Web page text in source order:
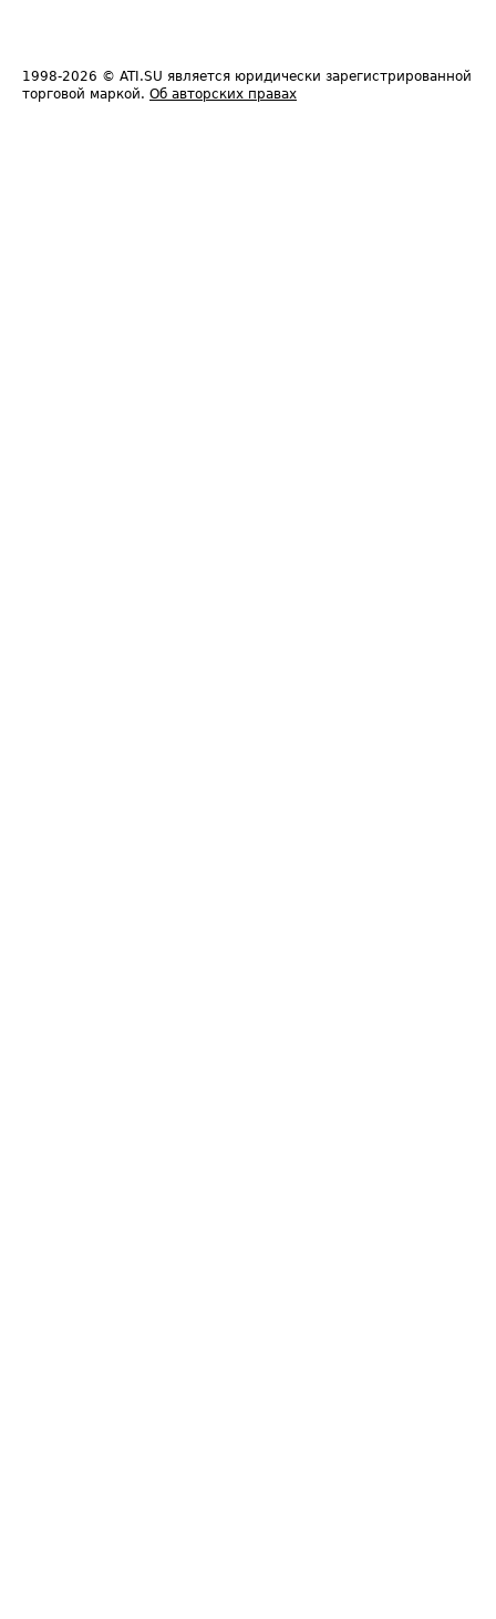
1998-2026 © ATI.SU является юридически зарегистрированной
торговой маркой. Об авторских правах